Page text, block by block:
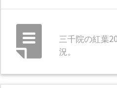
三千院の紅葉
況。